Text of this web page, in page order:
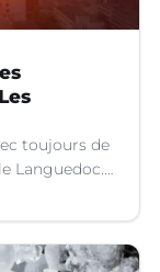
toujours de
Languedoc.